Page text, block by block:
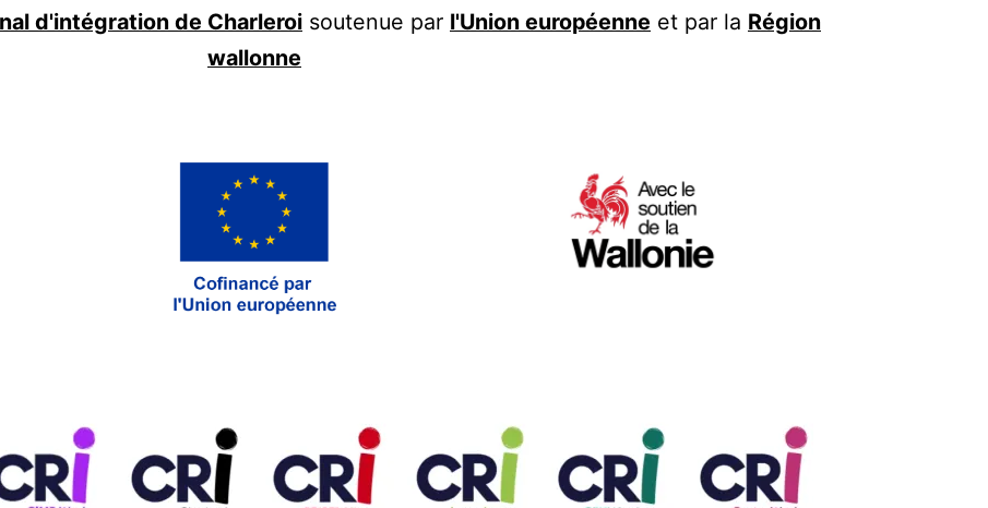
d'intégration de Charleroi soutenue par l'Union européenne et par la Région
wallonne